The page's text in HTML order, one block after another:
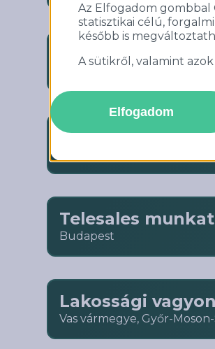
Az Elfogadom gombbal
statisztikai célú,
később is
A sütikről, valamint
Elfogadom
Lakossági
Alkusz-
Telesales
Budapest
Lakossági
Vas vármegye, Győr-